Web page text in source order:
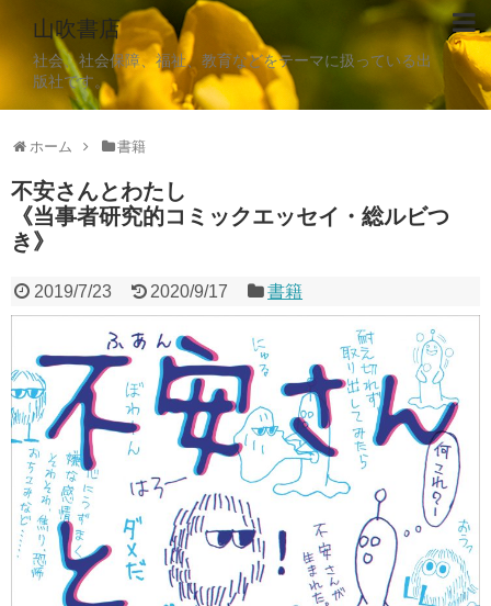
山吹書店
社会、社会保障、福祉、教育などをテーマに扱っている出
版社です。
ホーム 書籍
不安さんとわたし
《当事者研究的コミックエッセイ・総ルビつ
き》
2019/7/23 2020/9/17 書籍